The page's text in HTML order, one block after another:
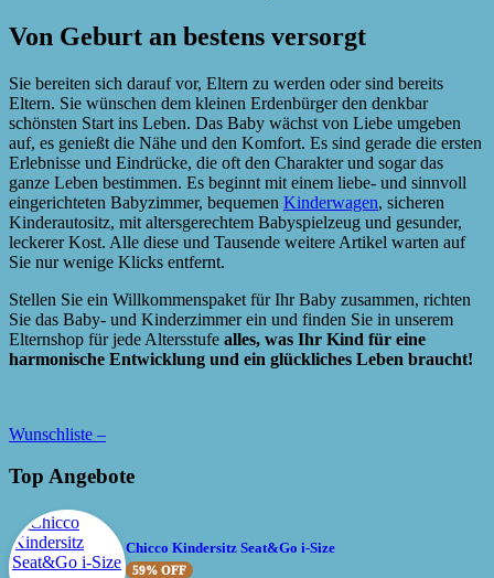
Von Geburt an bestens versorgt
Sie bereiten sich darauf vor, Eltern zu werden oder sind bereits
Eltern. Sie wünschen dem kleinen Erdenbürger den denkbar
schönsten Start ins Leben. Das Baby wächst von Liebe umgeben
auf, es genießt die Nähe und den Komfort. Es sind gerade die ersten
Erlebnisse und Eindrücke, die oft den Charakter und sogar das
ganze Leben bestimmen. Es beginnt mit einem liebe- und sinnvoll
eingerichteten Babyzimmer, bequemen Kinderwagen, sicheren
Kinderautositz, mit altersgerechtem Babyspielzeug und gesunder,
leckerer Kost. Alle diese und Tausende weitere Artikel warten auf
Sie nur wenige Klicks entfernt.
Stellen Sie ein Willkommenspaket für Ihr Baby zusammen, richten
Sie das Baby- und Kinderzimmer ein und finden Sie in unserem
Elternshop für jede Altersstufe alles, was Ihr Kind für eine
harmonische Entwicklung und ein glückliches Leben braucht!
Wunschliste –
Top Angebote
Chicco Kindersitz Seat&Go i-Size
59% OFF